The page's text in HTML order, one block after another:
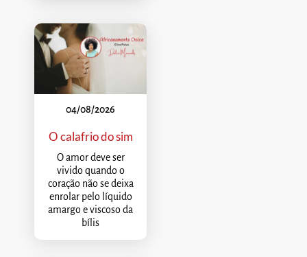
04/08/2026
O calafrio do sim
O amor deve ser
vivido quando o
coração não se deixa
enrolar pelo líquido
amargo e viscoso da
bílis